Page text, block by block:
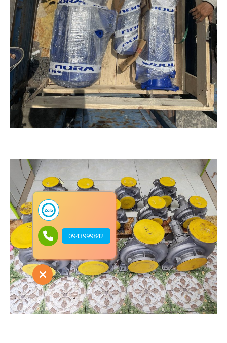
0943999842